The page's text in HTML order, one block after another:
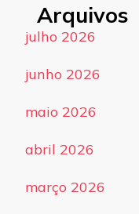
Arquivos
julho 2026
junho 2026
maio 2026
abril 2026
março 2026